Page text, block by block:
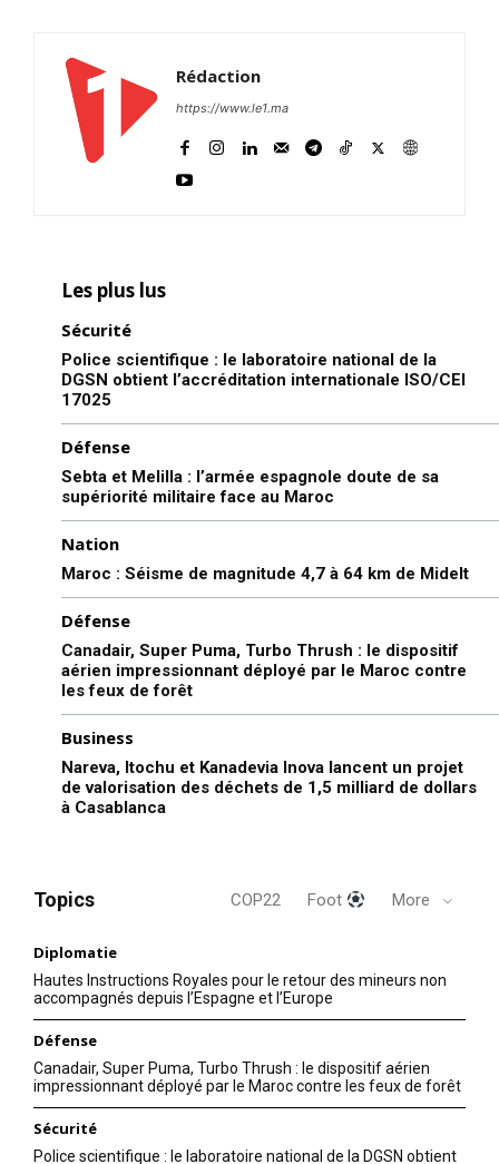
Rédaction
https://www.le1.ma
Les plus lus
Sécurité
Police scientifique : le laboratoire national de la
DGSN obtient l’accréditation internationale ISO/CEI
17025
Défense
Sebta et Melilla : l’armée espagnole doute de sa
supériorité militaire face au Maroc
Nation
Maroc : Séisme de magnitude 4,7 à 64 km de Midelt
Défense
Canadair, Super Puma, Turbo Thrush : le dispositif
aérien impressionnant déployé par le Maroc contre
les feux de forêt
Business
Nareva, Itochu et Kanadevia Inova lancent un projet
de valorisation des déchets de 1,5 milliard de dollars
à Casablanca
Topics COP22 Foot More
Diplomatie
Hautes Instructions Royales pour le retour des mineurs non
accompagnés depuis l’Espagne et l’Europe
Défense
Canadair, Super Puma, Turbo Thrush : le dispositif aérien
impressionnant déployé par le Maroc contre les feux de forêt
Sécurité
Police scientifique : le laboratoire national de la DGSN obtient